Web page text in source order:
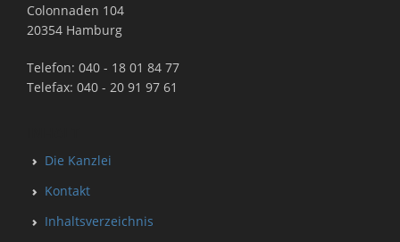
Colonnaden 104
20354 Hamburg
Telefon: 040 - 18 01 84 77
Telefax: 040 - 20 91 97 61
Die Kanzlei
Kontakt
Inhaltsverzeichnis